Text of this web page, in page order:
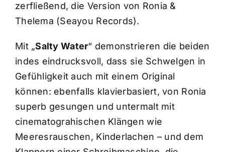
zerfließend, die Version von Ronia &
Thelema (Seayou Records).
Mit „Salty Water“ demonstrieren die beiden
indes eindrucksvoll, dass sie Schwelgen in
Gefühligkeit auch mit einem Original
können: ebenfalls klavierbasiert, von Ronia
superb gesungen und untermalt mit
cinematograhischen Klängen wie
Meeresrauschen, Kinderlachen – und dem